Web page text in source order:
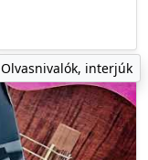
Olvasnivalók, interjúk